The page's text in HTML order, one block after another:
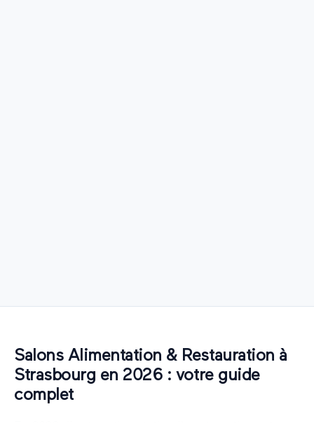
Salons Alimentation & Restauration à
Strasbourg en 2026: votre guide
complet